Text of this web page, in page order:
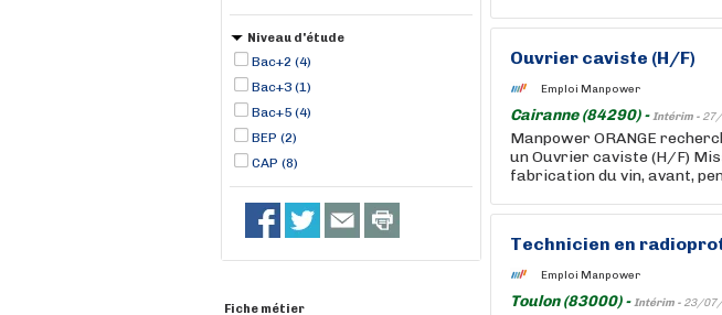
Niveau d'étude
Bac+2 (4)
Bac+3 (1)
Bac+5 (4)
BEP (2)
CAP (8)
Fiche métier
Ouvrier caviste (H/F)
Emploi Manpower
Cairanne (84290) -Intérim -
Manpower ORANGE
un Ouvrier caviste (H/F)
fabrication du vin, avant,
Technicien en
Emploi Manpower
Toulon (83000) -Intérim - 23/